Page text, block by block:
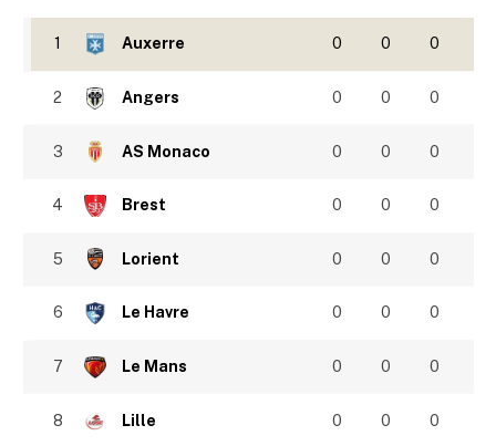
1 Auxerre 0 0 0
2 Angers 0 0 0
3 AS Monaco 0 0 0
4 Brest 0 0 0
5 Lorient 0 0 0
6 Le Havre 0 0 0
7 Le Mans 0 0 0
8 Lille 0 0 0